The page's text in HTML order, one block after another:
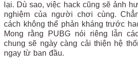
lại. Dù sao, việc hack cũng sẽ ảnh
nghiệm của người chơi cùng.
cách không thể phản kháng trước
Mong rằng PUBG nói riêng lẫn
chung sẽ ngày càng cải thiện hệ
ngay từ ban đầu.